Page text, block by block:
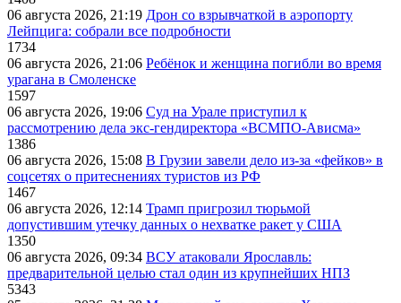
06 августа 2026, 21:19 Дрон со взрывчаткой в аэропорту
Лейпцига: собрали все подробности
1734
06 августа 2026, 21:06 Ребёнок и женщина погибли во время
урагана в Смоленске
1597
06 августа 2026, 19:06 Суд на Урале приступил к
рассмотрению дела экс-гендиректора «ВСМПО-Ависма»
1386
06 августа 2026, 15:08 В Грузии завели дело из-за «фейков» в
соцсетях о притеснениях туристов из РФ
1467
06 августа 2026, 12:14 Трамп пригрозил тюрьмой
допустившим утечку данных о нехватке ракет у США
1350
06 августа 2026, 09:34 ВСУ атаковали Ярославль:
предварительной целью стал один из крупнейших НПЗ
5343